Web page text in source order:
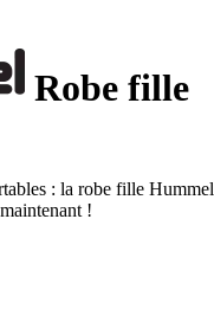
Robe fille
: la robe fille Hummel
!